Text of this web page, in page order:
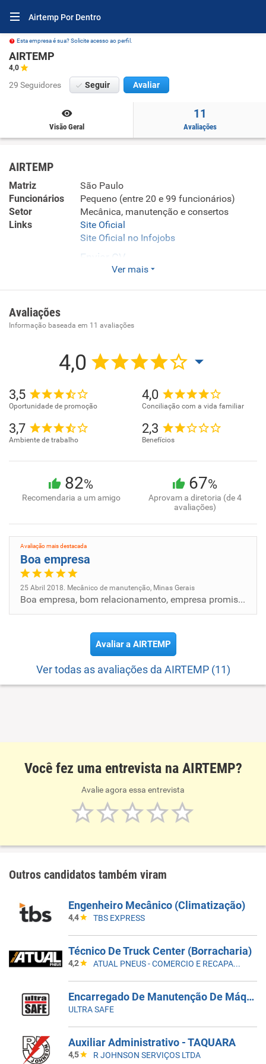
Airtemp Por Dentro
Esta empresa é sua? Solicite acesso ao perfil.
AIRTEMP
4,0
29 Seguidores Seguir Avaliar
Visão Geral
11
Avaliações
AIRTEMP
Matriz
São Paulo
Funcionários
Pequeno (entre 20 e 99 funcionários)
Setor
Mecânica, manutenção e consertos
Links
Site Oficial
Site Oficial no Infojobs
Enviar CV
Ver mais
Avaliações
Informação baseada em 11 avaliações
4,0
3,5
Oportunidade de promoção
4,0
Conciliação com a vida familiar
3,7
Ambiente de trabalho
2,3
Benefícios
82%
Recomendaria a um amigo
67%
Aprovam a diretoria (de 4
avaliações)
Avaliação mais destacada
Boa empresa
25 Abril 2018. Mecânico de manutenção, Minas Gerais
Boa empresa, bom relacionamento, empresa promissora .
Avaliar a AIRTEMP
Ver todas as avaliações da AIRTEMP (11)
Você fez uma entrevista na AIRTEMP?
Avalie agora essa entrevista
Outros candidatos também viram
Engenheiro Mecânico (Climatização)
4,4 TBS EXPRESS
Técnico De Truck Center (Borracharia)
4,2 ATUAL PNEUS - COMERCIO E RECAPAGEM
Encarregado De Manutenção De Máquinas E Equipamentos
ULTRA SAFE
Auxiliar Administrativo - TAQUARA
4,5 R JOHNSON SERVIÇOS LTDA